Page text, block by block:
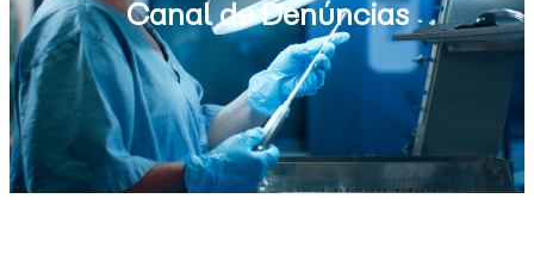
Canal de Denúncias